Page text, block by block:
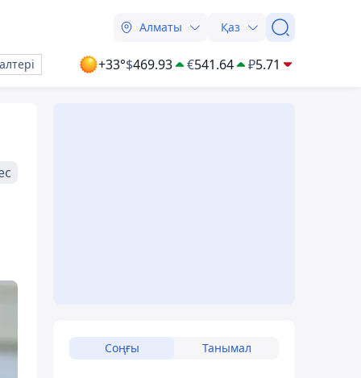
Алматы Қаз
+33°$469.93 €541.64 ₽5.71
Соңғы Танымал